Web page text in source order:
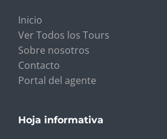
Inicio
Ver Todos los Tours
Sobre nosotros
Contacto
Portal del agente
Hoja informativa